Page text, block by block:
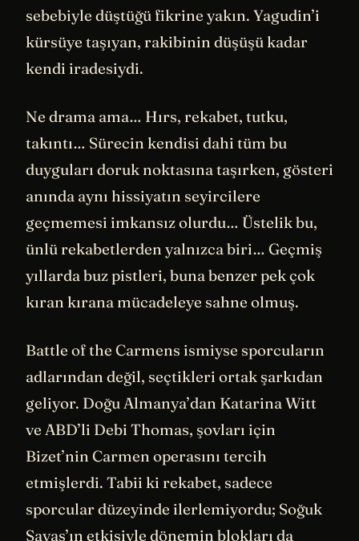
sebebiyle düştüğü fikrine yakın. Yagudin’i
kürsüye taşıyan, rakibinin düşüşü kadar
kendi iradesiydi.
Ne drama ama… Hırs, rekabet, tutku,
takıntı… Sürecin kendisi dahi tüm bu
duyguları doruk noktasına taşırken, gösteri
anında aynı hissiyatın seyircilere
geçmemesi imkansız olurdu… Üstelik bu,
ünlü rekabetlerden yalnızca biri… Geçmiş
yıllarda buz pistleri, buna benzer pek çok
kıran kırana mücadeleye sahne olmuş.
Battle of the Carmens ismiyse sporcuların
adlarından değil, seçtikleri ortak şarkıdan
geliyor. Doğu Almanya’dan Katarina Witt
ve ABD’li Debi Thomas, şovları için
Bizet’nin Carmen operasını tercih
etmişlerdi. Tabii ki rekabet, sadece
sporcular düzeyinde ilerlemiyordu; Soğuk
Savaş’ın etkisiyle dönemin blokları da